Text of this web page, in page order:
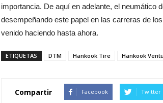
importancia. De aquí en adelante, el neumático
desempeñando este papel en las carreras de
venido haciendo hasta ahora.
ETIQUETAS DTM Hankook Tire Hankook
Compartir Facebook Twitter